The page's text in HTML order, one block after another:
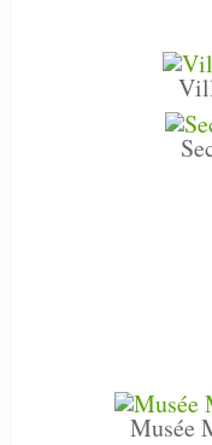
Musée